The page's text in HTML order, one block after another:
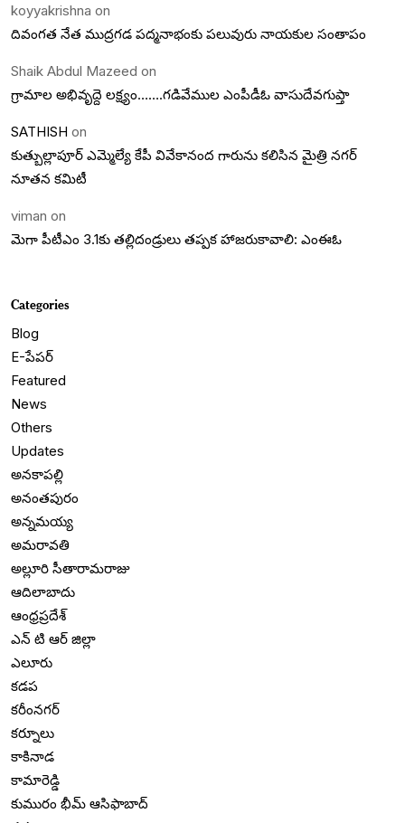
koyyakrishna on
దివంగత నేత ముద్రగడ పద్మనాభంకు పలువురు నాయకుల సంతాపం
Shaik Abdul Mazeed on
గ్రామాల అభివృద్దె లక్ష్యం…….గడివేముల ఎంపీడీఓ వాసుదేవగుప్తా
SATHISH on
కుత్బుల్లాపూర్ ఎమ్మెల్యే కేపీ వివేకానంద గారును కలిసిన మైత్రి నగర్
నూతన కమిటీ
viman on
మెగా పీటీఎం 3.1కు తల్లిదండ్రులు తప్పక హాజరుకావాలి: ఎంఈఓ
Categories
Blog
E-పేపర్
Featured
News
Others
Updates
అనకాపల్లి
అనంతపురం
అన్నమయ్య
అమరావతి
అల్లూరి సీతారామరాజు
ఆదిలాబాదు
ఆంధ్రప్రదేశ్
ఎన్ టి ఆర్ జిల్లా
ఎలూరు
కడప
కరీంనగర్
కర్నూలు
కాకినాడ
కామారెడ్డి
కుమురం భీమ్ ఆసిఫాబాద్